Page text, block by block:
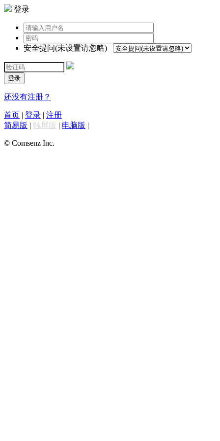
登录
安全提问(未设置请忽略)
登录
还没有注册？
首页 | 登录 | 注册
简易版 | 触屏版 | 电脑版 |
© Comsenz Inc.